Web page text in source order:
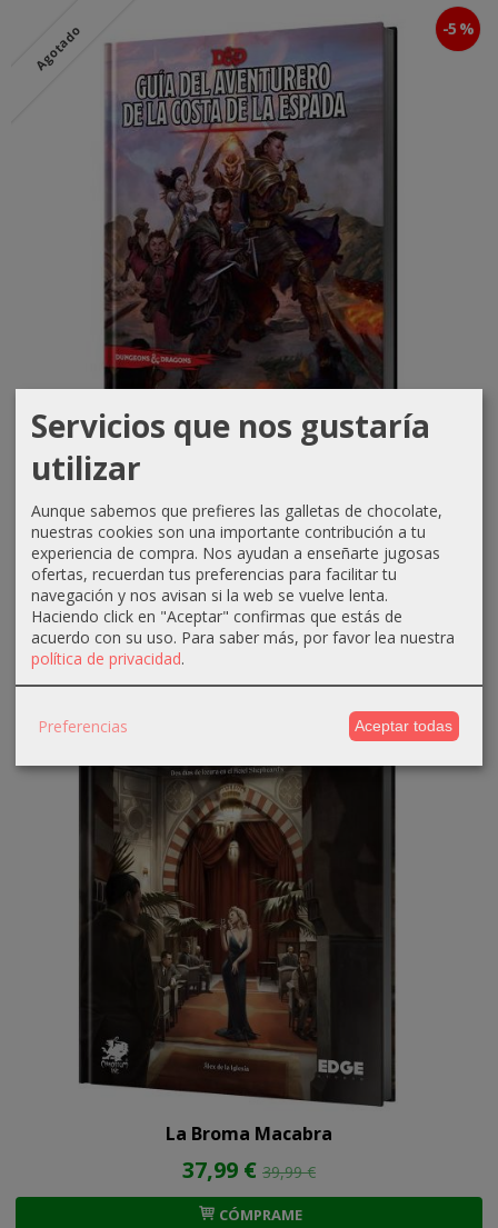
Agotado -5 %
37,99 €39,99 €
PEDIR INFORMACIÓN
La Broma Macabra
37,99 € 39,99 €
CÓMPRAME
Servicios que nos gustaría
utilizar
Aunque sabemos que prefieres las galletas de chocolate,
nuestras cookies son una importante contribución a tu
experiencia de compra. Nos ayudan a enseñarte jugosas
ofertas, recuerdan tus preferencias para facilitar tu
navegación y nos avisan si la web se vuelve lenta.
Haciendo click en "Aceptar" confirmas que estás de
acuerdo con su uso. Para saber más, por favor lea nuestra
política de privacidad.
Preferencias Aceptar todas